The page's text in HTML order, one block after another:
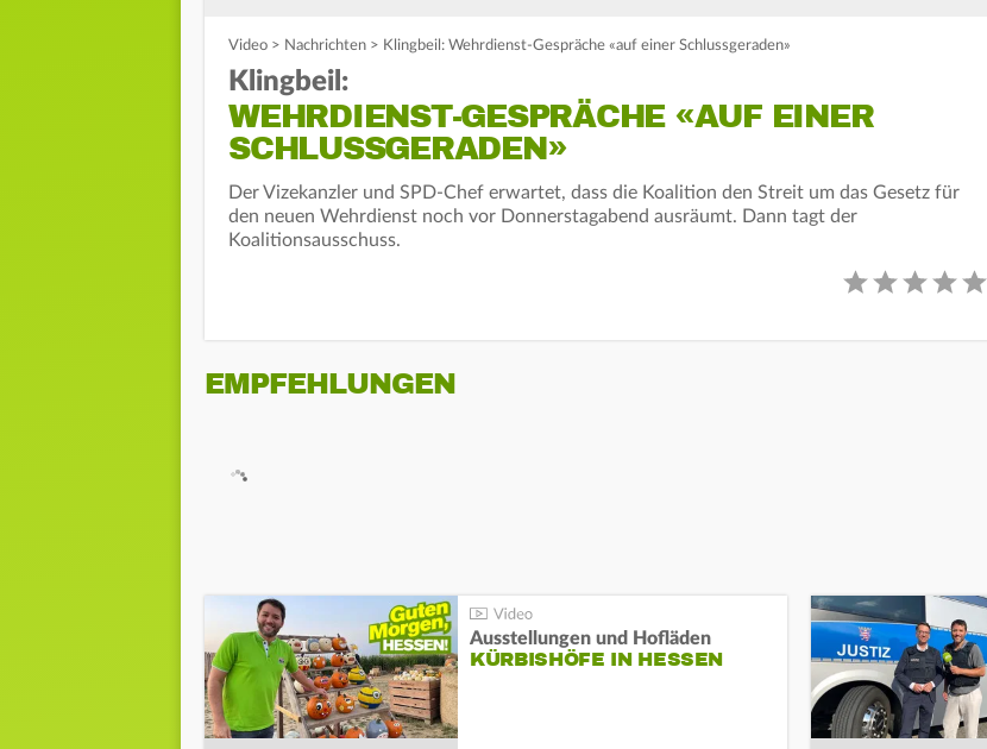
Video > Nachrichten > Klingbeil: Wehrdienst-Gespräche «auf einer Schlussgeraden»
Klingbeil:
WEHRDIENST-GESPRÄCHE «AUF EINER
SCHLUSSGERADEN»
Der Vizekanzler und SPD-Chef erwartet, dass die Koalition den Streit um das Gesetz für
den neuen Wehrdienst noch vor Donnerstagabend ausräumt. Dann tagt der
Koalitionsausschuss.
EMPFEHLUNGEN
Ausstellungen und Hofläden
KÜRBISHÖFE IN HESSEN